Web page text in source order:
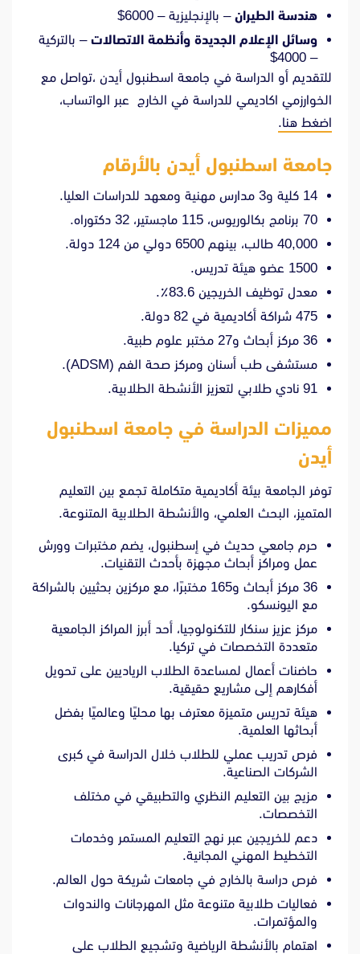
هندسة الطيران – بالإنجليزية – 6000$
وسائل الإعلام الجديدة وأنظمة الاتصالات – بالتركية
– 4000$
للتقديم أو الدراسة في جامعة اسطنبول أيدن ،تواصل مع
الخوارزمي اكاديمي للدراسة في الخارج عبر الواتساب،
اضغط هنا.
جامعة اسطنبول أيدن بالأرقام
14 كلية و3 مدارس مهنية ومعهد للدراسات العليا.
70 برنامج بكالوريوس، 115 ماجستير، 32 دكتوراه.
40,000 طالب، بينهم 6500 دولي من 124 دولة.
1500 عضو هيئة تدريس.
معدل توظيف الخريجين 83.6٪.
475 شراكة أكاديمية في 82 دولة.
36 مركز أبحاث و27 مختبر علوم طبية.
مستشفى طب أسنان ومركز صحة الفم (ADSM).
91 نادي طلابي لتعزيز الأنشطة الطلابية.
مميزات الدراسة في جامعة اسطنبول
أيدن
توفر الجامعة بيئة أكاديمية متكاملة تجمع بين التعليم
المتميز، البحث العلمي، والأنشطة الطلابية المتنوعة.
حرم جامعي حديث في إسطنبول، يضم مختبرات وورش
عمل ومراكز أبحاث مجهزة بأحدث التقنيات.
36 مركز أبحاث و165 مختبرًا، مع مركزين بحثيين بالشراكة
مع اليونسكو.
مركز عزيز سنكار للتكنولوجيا، أحد أبرز المراكز الجامعية
متعددة التخصصات في تركيا.
حاضنات أعمال لمساعدة الطلاب الرياديين على تحويل
أفكارهم إلى مشاريع حقيقية.
هيئة تدريس متميزة معترف بها محليًا وعالميًا بفضل
أبحاثها العلمية.
فرص تدريب عملي للطلاب خلال الدراسة في كبرى
الشركات الصناعية.
مزيج بين التعليم النظري والتطبيقي في مختلف
التخصصات.
دعم للخريجين عبر نهج التعليم المستمر وخدمات
التخطيط المهني المجانية.
فرص دراسة بالخارج في جامعات شريكة حول العالم.
فعاليات طلابية متنوعة مثل المهرجانات والندوات
والمؤتمرات.
اهتمام بالأنشطة الرياضية وتشجيع الطلاب على